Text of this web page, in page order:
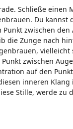
Schließe einen
Du
Punkt zwischen
die Zunge nach
zwischen
auf den
inneren
Stille, werde